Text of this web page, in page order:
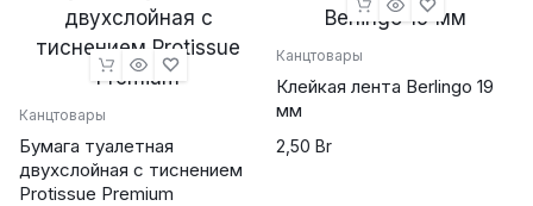
Канцтовары
Бумага туалетная
двухслойная с тиснением
Protissue Premium
Канцтовары
Клейкая лента Berlingo 19
мм
2,50 Br